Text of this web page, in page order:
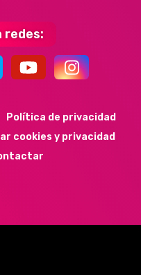
redes:
35k 352
Política de privacidad
cookies y privacidad